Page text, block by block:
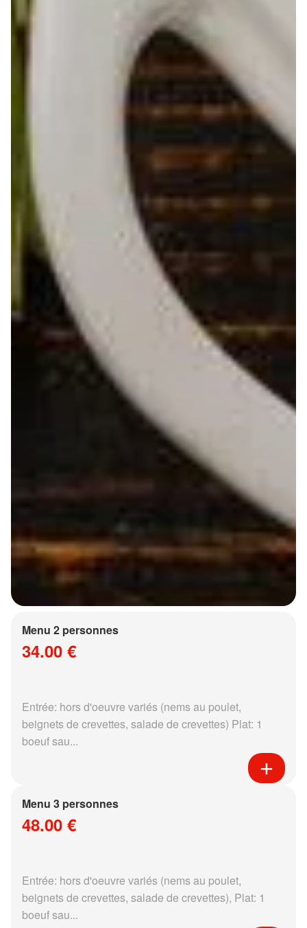
Menu 2 personnes
34.00 €
Entrée: hors d'oeuvre variés (nems au poulet,
beignets de crevettes, salade de crevettes) Plat: 1
boeuf sau...
Menu 3 personnes
48.00 €
Entrée: hors d'oeuvre variés (nems au poulet,
beignets de crevettes, salade de crevettes), Plat: 1
boeuf sau...